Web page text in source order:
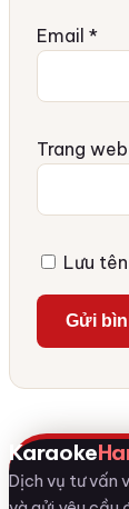
Email *
Trang web
Lưu
Karaoke
Dịch vụ tư vấn